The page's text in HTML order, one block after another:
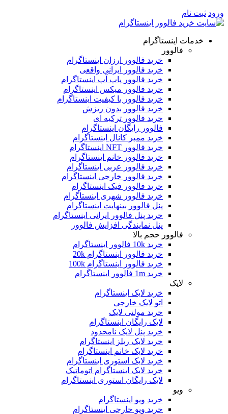
ورود ثبت نام
خدمات اینستاگرام
فالوور
خرید فالوور ارزان اینستاگرام
خرید فالوور ایرانی واقعی
خرید فالوور پاپ آپ اینستاگرام
خرید فالوور میکس اینستاگرام
خرید فالوور با کیفیت اینستاگرام
خرید فالوور بدون ریزش
خرید فالوور ترکیه ای
فالوور رایگان اینستاگرام
خرید ممبر کانال اینستاگرام
خرید فالوور NFT اینستاگرام
خرید فالوور خانم اینستاگرام
خرید فالوور عربی اینستاگرام
خرید فالوور خارجی اینستاگرام
خرید فالوور فیک اینستاگرام
خرید فالوور شهری اینستاگرام
پنل فالوور بینهایت اینستاگرام
خرید پنل فالوور ایرانی اینستاگرام
پنل نمایندگی افزایش فالوور
فالوور حجم بالا
خرید 10k فالوور اینستاگرام
خرید فالوور اینستاگرام 20k
خرید فالوور اینستاگرام 100k
خرید 1m فالوور اینستاگرام
لایک
خرید لایک اینستاگرام
اتو لایک خارجی
خرید مولتی لایک
لایک رایگان اینستاگرام
خرید پنل لایک نامحدود
خرید لایک ریلز اینستاگرام
خرید لایک خانم اینستاگرام
خرید لایک استوری اینستاگرام
خرید لایک اینستاگرام اتوماتیک
لایک رایگان استوری اینستاگرام
ویو
خرید ویو اینستاگرام
خرید ویو خارجی اینستاگرام